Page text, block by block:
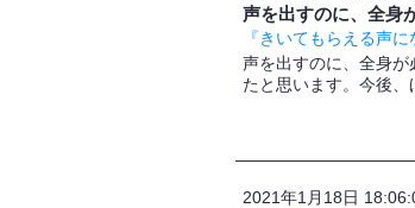
声を出すのに、全身
『きいてもらえる声
声を出すのに、全身
たと思います。今後、
2021年1月18日